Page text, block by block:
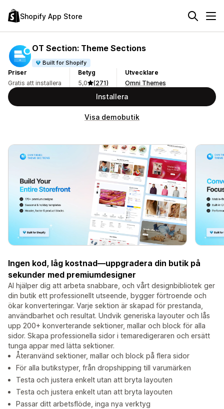
Shopify App Store
OT Section: Theme Sections
Built for Shopify
Priser
Gratis att installera
Betyg
5,0
(271)
Utvecklare
Omni Themes
Installera
Visa demobutik
Ingen kod, låg kostnad—uppgradera din butik på
sekunder med premiumdesigner
AI hjälper dig att arbeta snabbare, och vårt designbibliotek ger
din butik ett professionellt utseende, bygger förtroende och
ökar konverteringar. Varje sektion är skapad för prestanda,
användbarhet och resultat. Undvik generiska layouter och lås
upp 200+ konverterande sektioner, mallar och block för alla
sidor. Skapa professionella sidor i temaredigeraren och ersätt
tunga appar med lätta sektioner.
Återanvänd sektioner, mallar och block på flera sidor
För alla butikstyper, från dropshipping till varumärken
Testa och justera enkelt utan att bryta layouten
Testa och justera enkelt utan att bryta layouten
Passar ditt arbetsflöde, inga nya verktyg